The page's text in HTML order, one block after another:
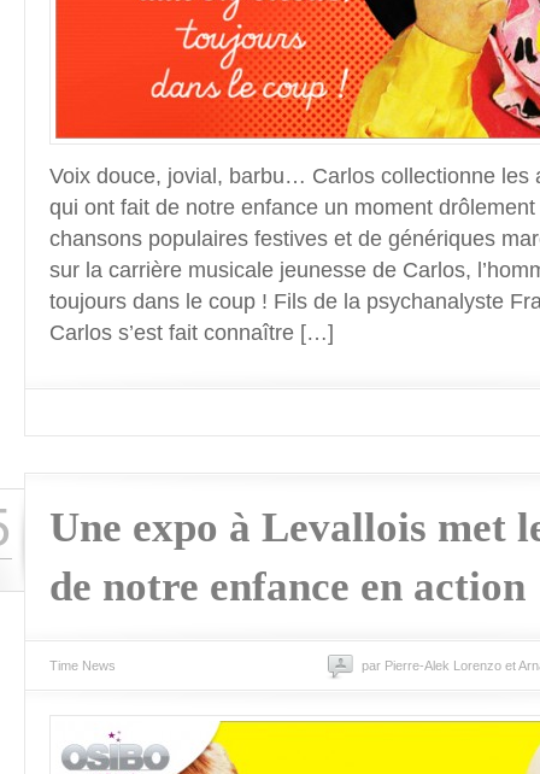
Voix douce, jovial, barbu… Carlos collectionne les
qui ont fait de notre enfance un moment
chansons populaires festives et de génériques
sur la carrière musicale jeunesse de Carlos,
toujours dans le coup ! Fils de la psychanalyste
Carlos s’est fait connaître […]
Une expo à Levallois met
de notre enfance en action
Time News par Pierre-Alek Lorenzo et